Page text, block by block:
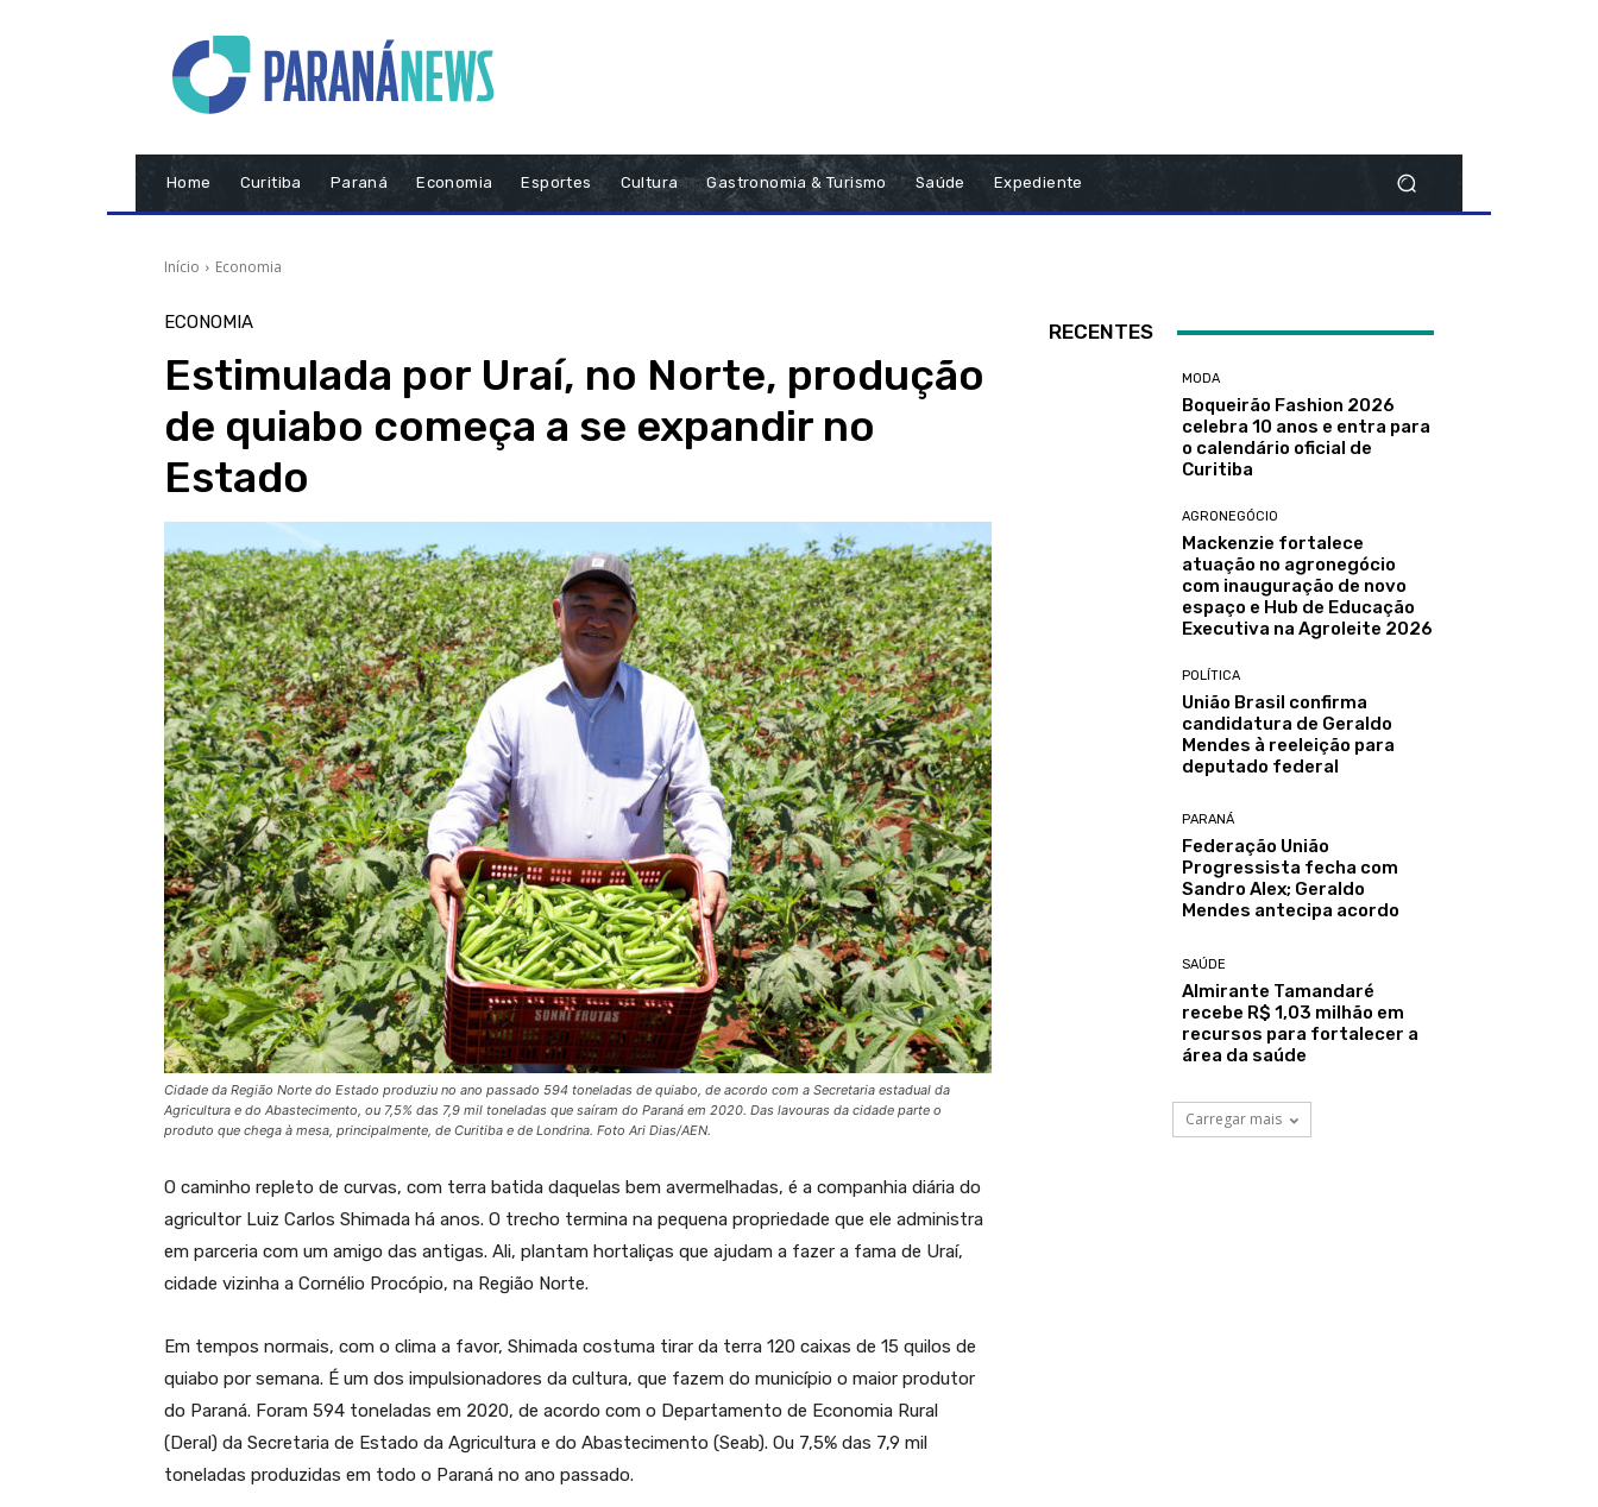
Home Curitiba Paraná Economia Esportes Cultura Gastronomia & Turismo Saúde Expediente
Início Economia
ECONOMIA
Estimulada por Uraí, no Norte, produção
de quiabo começa a se expandir no
Estado
Cidade da Região Norte do Estado produziu no ano passado 594 toneladas de quiabo, de acordo com a Secretaria estadual da
Agricultura e do Abastecimento, ou 7,5% das 7,9 mil toneladas que saíram do Paraná em 2020. Das lavouras da cidade parte o
produto que chega à mesa, principalmente, de Curitiba e de Londrina. Foto Ari Dias/AEN.
O caminho repleto de curvas, com terra batida daquelas bem avermelhadas, é a companhia diária do
agricultor Luiz Carlos Shimada há anos. O trecho termina na pequena propriedade que ele administra
em parceria com um amigo das antigas. Ali, plantam hortaliças que ajudam a fazer a fama de Uraí,
cidade vizinha a Cornélio Procópio, na Região Norte.
Em tempos normais, com o clima a favor, Shimada costuma tirar da terra 120 caixas de 15 quilos de
quiabo por semana. É um dos impulsionadores da cultura, que fazem do município o maior produtor
do Paraná. Foram 594 toneladas em 2020, de acordo com o Departamento de Economia Rural
(Deral) da Secretaria de Estado da Agricultura e do Abastecimento (Seab). Ou 7,5% das 7,9 mil
toneladas produzidas em todo o Paraná no ano passado.
RECENTES
MODA
Boqueirão Fashion 2026
celebra 10 anos e entra para
o calendário oficial de
Curitiba
AGRONEGÓCIO
Mackenzie fortalece
atuação no agronegócio
com inauguração de novo
espaço e Hub de Educação
Executiva na Agroleite 2026
POLÍTICA
União Brasil confirma
candidatura de Geraldo
Mendes à reeleição para
deputado federal
PARANÁ
Federação União
Progressista fecha com
Sandro Alex; Geraldo
Mendes antecipa acordo
SAÚDE
Almirante Tamandaré
recebe R$ 1,03 milhão em
recursos para fortalecer a
área da saúde
Carregar mais